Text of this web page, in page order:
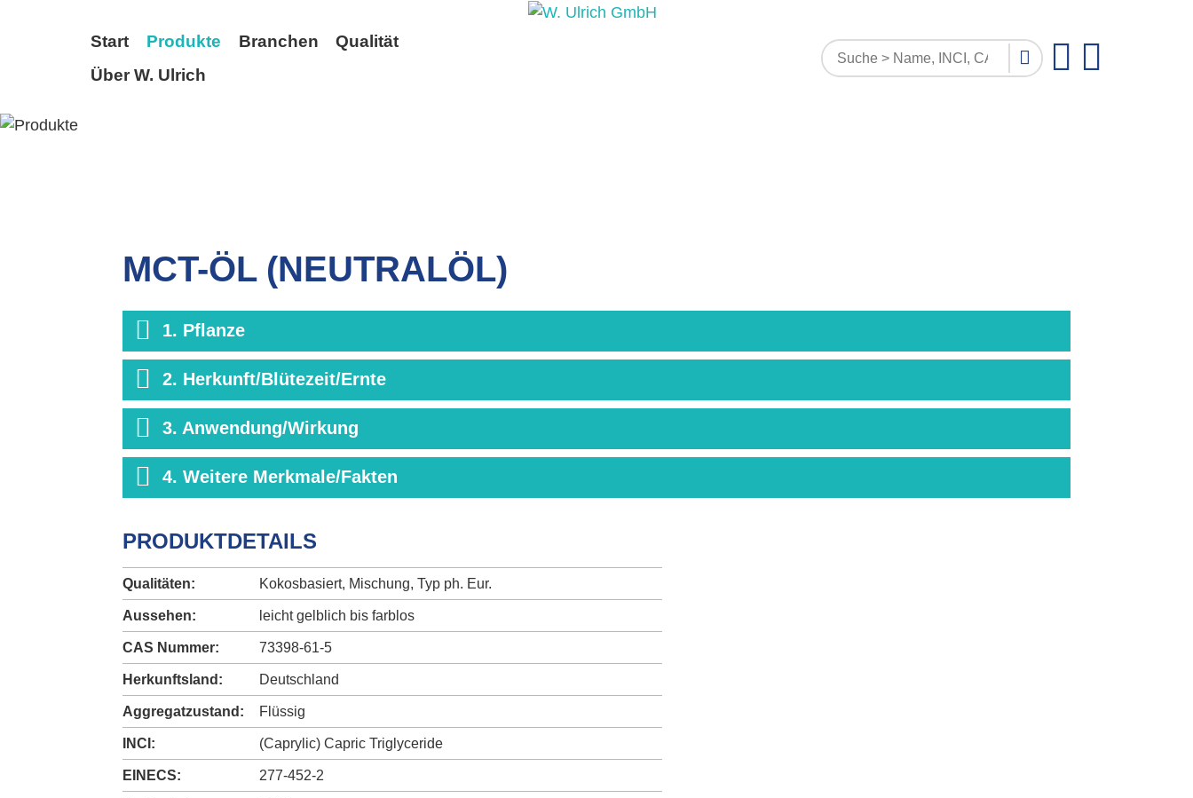
Start Produkte Branchen
Qualität
Über W. Ulrich
MCT-ÖL (NEUTRALÖL)
1. Pflanze
2. Herkunft/Blütezeit/Ernte
3. Anwendung/Wirkung
4. Weitere Merkmale/Fakten
PRODUKTDETAILS
Qualitäten: Kokosbasiert, Mischung, Typ ph. Eur.
Aussehen: leicht gelblich bis farblos
CAS Nummer: 73398-61-5
Herkunftsland: Deutschland
Aggregatzustand: Flüssig
INCI: (Caprylic) Capric Triglyceride
EINECS: 277-452-2